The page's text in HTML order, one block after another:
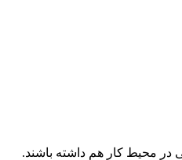
محیط کار هم داشته باشند.